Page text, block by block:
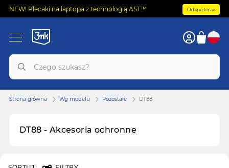
NEW! Plecaki na laptopa z technologią AST™ Odkryj teraz
DT88 - Akcesoria ochronne
Strona główna Wg modelu Pozostałe DT88